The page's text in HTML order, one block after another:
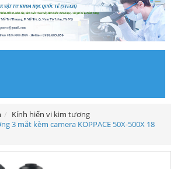
Kính hiển vi kim tương
3 mắt kèm camera KOPPACE 50X-500X 18